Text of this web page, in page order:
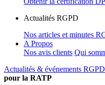
Actualités RGPD
Nos articles et minutes
A Propos
Nos avis clients Qui
Actualités & événements RGPD
pour la RATP